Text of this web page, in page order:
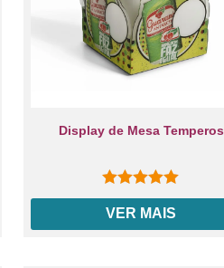
Display de Mesa Temperos
0out of 5
VER MAIS